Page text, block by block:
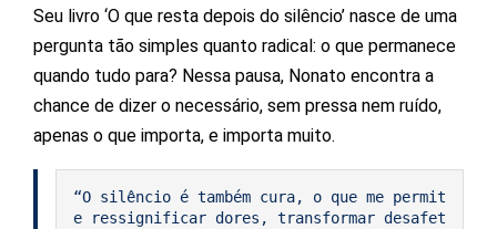
Seu livro ‘O que resta depois do silêncio’ nasce de uma
pergunta tão simples quanto radical: o que permanece
quando tudo para? Nessa pausa, Nonato encontra a
chance de dizer o necessário, sem pressa nem ruído,
apenas o que importa, e importa muito.
“O silêncio é também cura, o que me permit
e ressignificar dores, transformar desafet